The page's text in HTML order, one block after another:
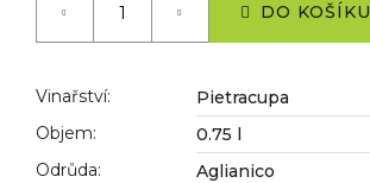
DO KOŠÍKU
Vinařství:
Pietracupa
Objem:
0.75 l
Odrůda:
Aglianico